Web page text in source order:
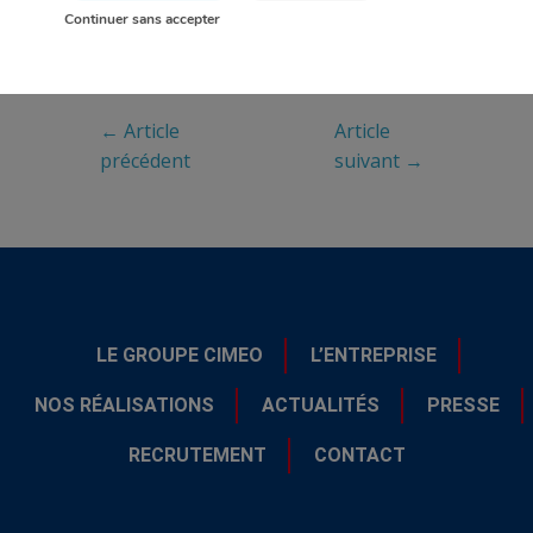
← Article
précédent
Article
suivant →
LE GROUPE CIMEO L’ENTREPRISE
NOS RÉALISATIONS ACTUALITÉS PRESSE
RECRUTEMENT CONTACT
Continuer sans accepter